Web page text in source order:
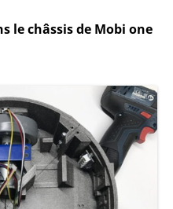
le châssis de Mobi one